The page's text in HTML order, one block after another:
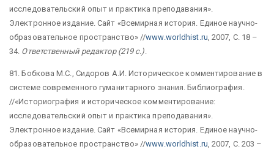
исследовательский опыт и практика преподавания».
Электронное издание. Сайт «Всемирная история. Единое научно-
образовательное пространство» //www.worldhist.ru, 2007, С. 18 –
34. Ответственный редактор (219 с.).
81. Бобкова М.С., Сидоров А.И. Историческое комментирование в
системе современного гуманитарного знания. Библиография.
//«Историография и историческое комментирование:
исследовательский опыт и практика преподавания».
Электронное издание. Сайт «Всемирная история. Единое научно-
образовательное пространство» //www.worldhist.ru, 2007, С. 203 –